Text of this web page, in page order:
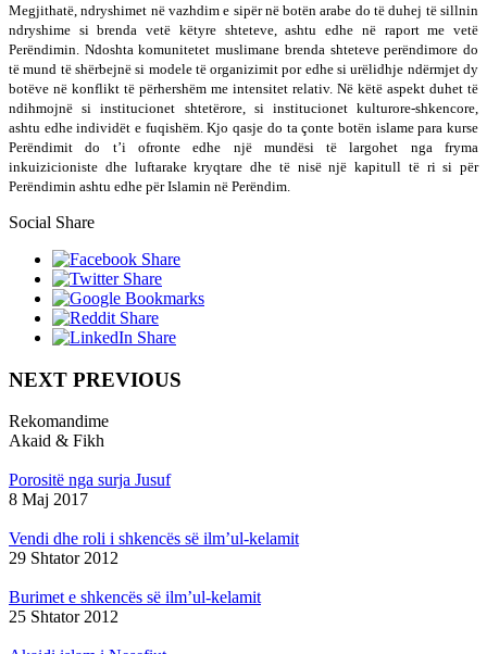
Megjithatë, ndryshimet në vazhdim e sipër në botën arabe do të duhej të sillnin
ndryshime si brenda vetë këtyre shteteve, ashtu edhe në raport me vetë
Perëndimin. Ndoshta komunitetet muslimane brenda shteteve perëndimore do
të mund të shërbejnë si modele të organizimit por edhe si urëlidhje ndërmjet dy
botëve në konflikt të përhershëm me intensitet relativ. Në këtë aspekt duhet të
ndihmojnë si institucionet shtetërore, si institucionet kulturore-shkencore,
ashtu edhe individët e fuqishëm. Kjo qasje do ta çonte botën islame para kurse
Perëndimit do t’i ofronte edhe një mundësi të largohet nga fryma
inkuizicioniste dhe luftarake kryqtare dhe të nisë një kapitull të ri si për
Perëndimin ashtu edhe për Islamin në Perëndim.
Social Share
NEXT PREVIOUS
Rekomandime
Akaid & Fikh
Porositë nga surja Jusuf
8 Maj 2017
Vendi dhe roli i shkencës së ilm’ul-kelamit
29 Shtator 2012
Burimet e shkencës së ilm’ul-kelamit
25 Shtator 2012